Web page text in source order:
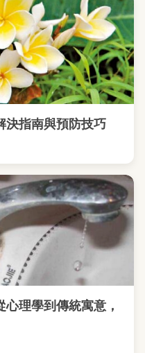
決指南與預防技巧
理學到傳統寓意，